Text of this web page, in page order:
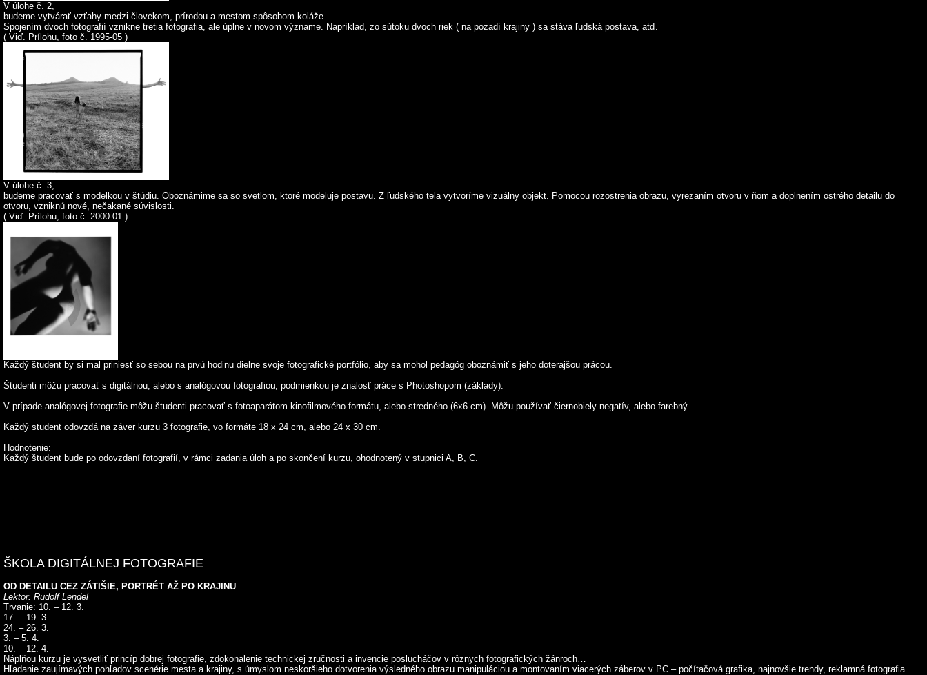
V úlohe č. 2,
budeme vytvárať vzťahy medzi človekom, prírodou a mestom spôsobom koláže.
Spojením dvoch fotografií vznikne tretia fotografia, ale úplne v novom význame. Napríklad, zo sútoku dvoch riek ( na pozadí krajiny ) sa stáva ľudská postava, atď.
( Viď. Prílohu, foto č. 1995-05 )
V úlohe č. 3,
budeme pracovať s modelkou v štúdiu. Oboznámime sa so svetlom, ktoré modeluje postavu. Z ľudského tela vytvoríme vizuálny objekt. Pomocou rozostrenia obrazu, vyrezaním otvoru v ňom a doplnením ostrého detailu do
otvoru, vzniknú nové, nečakané súvislosti.
( Viď. Prílohu, foto č. 2000-01 )
Každý študent by si mal priniesť so sebou na prvú hodinu dielne svoje fotografické portfólio, aby sa mohol pedagóg oboznámiť s jeho doterajšou prácou.
Študenti môžu pracovať s digitálnou, alebo s analógovou fotografiou, podmienkou je znalosť práce s Photoshopom (základy).
V prípade analógovej fotografie môžu študenti pracovať s fotoaparátom kinofilmového formátu, alebo stredného (6x6 cm). Môžu používať čiernobiely negatív, alebo farebný.
Každý student odovzdá na záver kurzu 3 fotografie, vo formáte 18 x 24 cm, alebo 24 x 30 cm.
Hodnotenie:
Každý študent bude po odovzdaní fotografií, v rámci zadania úloh a po skončení kurzu, ohodnotený v stupnici A, B, C.
ŠKOLA DIGITÁLNEJ FOTOGRAFIE
OD DETAILU CEZ ZÁTIŠIE, PORTRÉT AŽ PO KRAJINU
Lektor: Rudolf Lendel
Trvanie: 10. – 12. 3.
17. – 19. 3.
24. – 26. 3.
3. – 5. 4.
10. – 12. 4.
Náplňou kurzu je vysvetliť princíp dobrej fotografie, zdokonalenie technickej zručnosti a invencie poslucháčov v rôznych fotografických žánroch…
Hľadanie zaujímavých pohľadov scenérie mesta a krajiny, s úmyslom neskoršieho dotvorenia výsledného obrazu manipuláciou a montovaním viacerých záberov v PC – počítačová grafika, najnovšie trendy, reklamná fotografia...